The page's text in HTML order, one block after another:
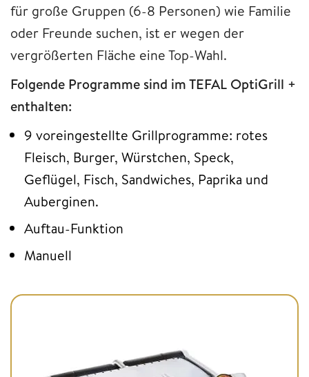
für große Gruppen (6-8 Personen) wie Familie
oder Freunde suchen, ist er wegen der
vergrößerten Fläche eine Top-Wahl.
Folgende Programme sind im TEFAL OptiGrill +
enthalten:
9 voreingestellte Grillprogramme: rotes
Fleisch, Burger, Würstchen, Speck,
Geflügel, Fisch, Sandwiches, Paprika und
Auberginen.
Auftau-Funktion
Manuell